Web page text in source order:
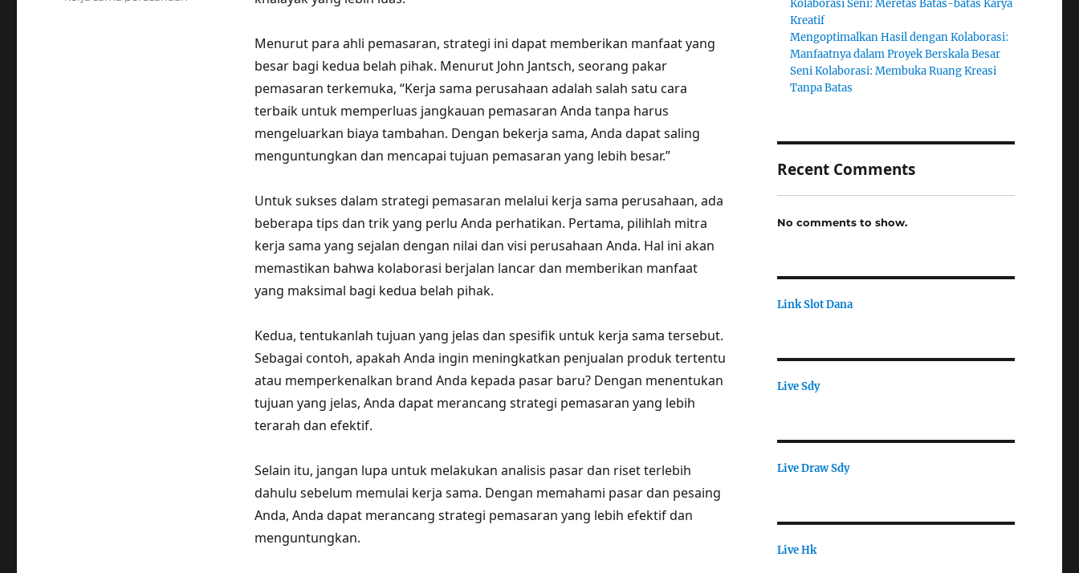
Menurut para ahli pemasaran, strategi ini dapat memberikan manfaat yang
besar bagi kedua belah pihak. Menurut John Jantsch, seorang pakar
pemasaran terkemuka, “Kerja sama perusahaan adalah salah satu cara
terbaik untuk memperluas jangkauan pemasaran Anda tanpa harus
mengeluarkan biaya tambahan. Dengan bekerja sama, Anda dapat saling
menguntungkan dan mencapai tujuan pemasaran yang lebih besar.”
Untuk sukses dalam strategi pemasaran melalui kerja sama perusahaan, ada
beberapa tips dan trik yang perlu Anda perhatikan. Pertama, pilihlah mitra
kerja sama yang sejalan dengan nilai dan visi perusahaan Anda. Hal ini akan
memastikan bahwa kolaborasi berjalan lancar dan memberikan manfaat
yang maksimal bagi kedua belah pihak.
Kedua, tentukanlah tujuan yang jelas dan spesifik untuk kerja sama tersebut.
Sebagai contoh, apakah Anda ingin meningkatkan penjualan produk tertentu
atau memperkenalkan brand Anda kepada pasar baru? Dengan menentukan
tujuan yang jelas, Anda dapat merancang strategi pemasaran yang lebih
terarah dan efektif.
Selain itu, jangan lupa untuk melakukan analisis pasar dan riset terlebih
dahulu sebelum memulai kerja sama. Dengan memahami pasar dan pesaing
Anda, Anda dapat merancang strategi pemasaran yang lebih efektif dan
menguntungkan.
Kolaborasi Seni: Meretas Batas-batas Karya
Kreatif
Mengoptimalkan Hasil dengan Kolaborasi:
Manfaatnya dalam Proyek Berskala Besar
Seni Kolaborasi: Membuka Ruang Kreasi
Tanpa Batas
Recent Comments
No comments to show.
Link Slot Dana
Live Sdy
Live Draw Sdy
Live Hk